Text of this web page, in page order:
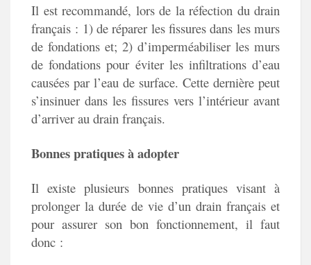
Il est recommandé, lors de la réfection du drain
français : 1) de réparer les fissures dans les murs
de fondations et; 2) d’imperméabiliser les murs
de fondations pour éviter les infiltrations d’eau
causées par l’eau de surface. Cette dernière peut
s’insinuer dans les fissures vers l’intérieur avant
d’arriver au drain français.
Bonnes pratiques à adopter
Il existe plusieurs bonnes pratiques visant à
prolonger la durée de vie d’un drain français et
pour assurer son bon fonctionnement, il faut
donc :